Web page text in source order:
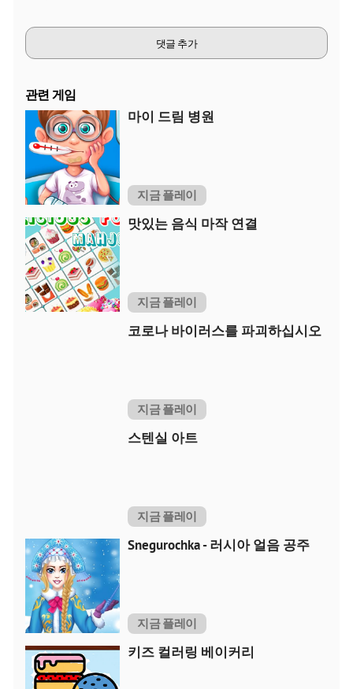
댓글 추가
관련 게임
마이 드림 병원
지금 플레이
맛있는 음식 마작 연결
지금 플레이
코로나 바이러스를 파괴하십시오
지금 플레이
스텐실 아트
지금 플레이
Snegurochka - 러시아 얼음 공주
지금 플레이
키즈 컬러링 베이커리